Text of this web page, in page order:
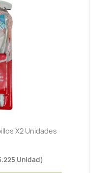
X2 Unidades
Unidad)